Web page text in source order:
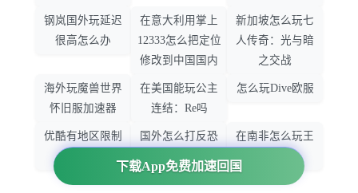
下载App免费加速回国
钢岚国外玩延迟
很高怎么办
在意大利用掌上
12333怎么把定位
修改到中国国内
新加坡怎么玩七
人传奇：光与暗
之交战
海外玩魔兽世界
怀旧服加速器
在美国能玩公主
连结：Re吗
怎么玩Dive欧服
优酷有地区限制
国外怎么打反恐
精英：全球攻势
在南非怎么玩王